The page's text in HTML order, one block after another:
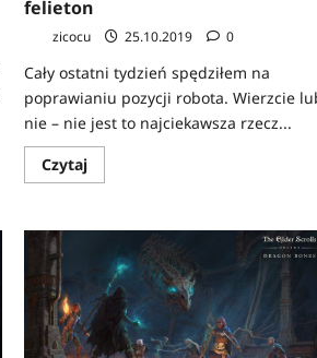
felieton
zicocu 25.10.2019 0
Cały ostatni tydzień spędziłem na
poprawianiu pozycji robota. Wierzcie
nie – nie jest to najciekawsza rzecz...
CzytajDowiedz
się
fundamentów
robotyki
felieton